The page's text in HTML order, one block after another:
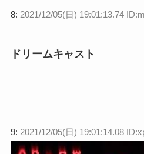
8: 2021/12/05(日) 19:01:13.74
ドリームキャスト
9: 2021/12/05(日) 19:01:14.08